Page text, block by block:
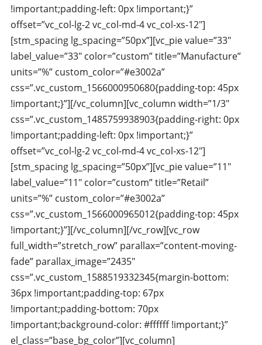
!important;padding-left: 0px !important;}”
offset=”vc_col-lg-2 vc_col-md-4 vc_col-xs-12″]
[stm_spacing lg_spacing=”50px”][vc_pie value=”33″
label_value=”33″ color=”custom” title=”Manufacture”
units=”%” custom_color=”#e3002a”
css=”.vc_custom_1566000950680{padding-top: 45px
!important;}”][/vc_column][vc_column width=”1/3″
css=”.vc_custom_1485759938903{padding-right: 0px
!important;padding-left: 0px !important;}”
offset=”vc_col-lg-2 vc_col-md-4 vc_col-xs-12″]
[stm_spacing lg_spacing=”50px”][vc_pie value=”11″
label_value=”11″ color=”custom” title=”Retail”
units=”%” custom_color=”#e3002a”
css=”.vc_custom_1566000965012{padding-top: 45px
!important;}”][/vc_column][/vc_row][vc_row
full_width=”stretch_row” parallax=”content-moving-
fade” parallax_image=”2435″
css=”.vc_custom_1588519332345{margin-bottom:
36px !important;padding-top: 67px
!important;padding-bottom: 70px
!important;background-color: #ffffff !important;}”
el_class=”base_bg_color”][vc_column]